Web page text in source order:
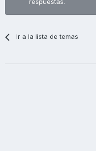
respuestas.
Ir a la lista de temas